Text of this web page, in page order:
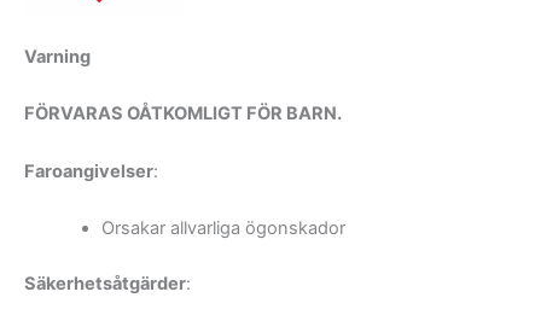
Varning
FÖRVARAS OÅTKOMLIGT FÖR BARN.
Faroangivelser:
Orsakar allvarliga ögonskador
Säkerhetsåtgärder: